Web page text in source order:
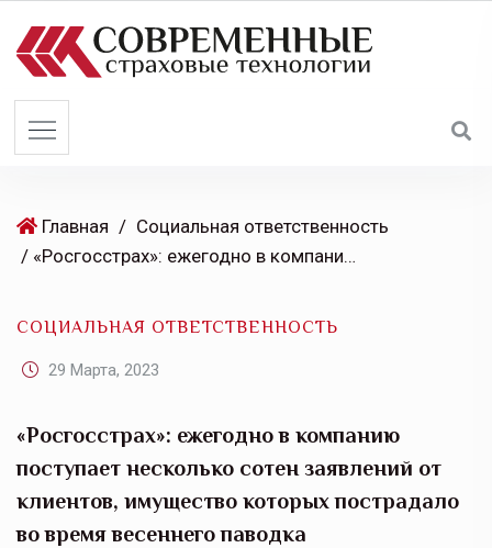
Главная / Социальная ответственность
/ «Росгосстрах»: ежегодно в компанию поступает несколько сотен заявлений от клиентов, имущество которых пострадало во время весеннего паводка
СОЦИАЛЬНАЯ ОТВЕТСТВЕННОСТЬ
29 Марта, 2023
«Росгосстрах»: ежегодно в компанию
поступает несколько сотен заявлений от
клиентов, имущество которых пострадало
во время весеннего паводка